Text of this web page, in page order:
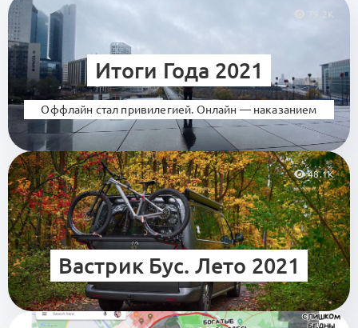
79.2K
Итоги Года 2021
Оффлайн стал привилегией. Онлайн — наказанием
48.1K
Вастрик Бус. Лето 2021